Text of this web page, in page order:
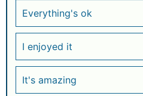
Everything's ok
I enjoyed it
It's amazing